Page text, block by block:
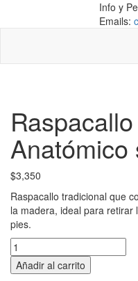
Info y
Emails:
Anatómico
$3,350
Raspacallo tradicional que
la madera, ideal para
pies.
Raspacallo
Curvo
oAñadir al carrito